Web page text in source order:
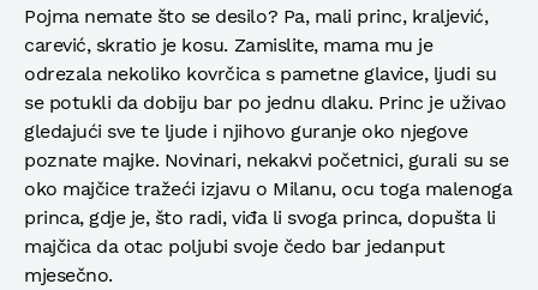
Pojma nemate što se desilo? Pa, mali princ, kraljević,
carević, skratio je kosu. Zamislite, mama mu je
odrezala nekoliko kovrčica s pametne glavice, ljudi su
se potukli da dobiju bar po jednu dlaku. Princ je uživao
gledajući sve te ljude i njihovo guranje oko njegove
poznate majke. Novinari, nekakvi početnici, gurali su se
oko majčice tražeći izjavu o Milanu, ocu toga malenoga
princa, gdje je, što radi, viđa li svoga princa, dopušta li
majčica da otac poljubi svoje čedo bar jedanput
mjesečno.